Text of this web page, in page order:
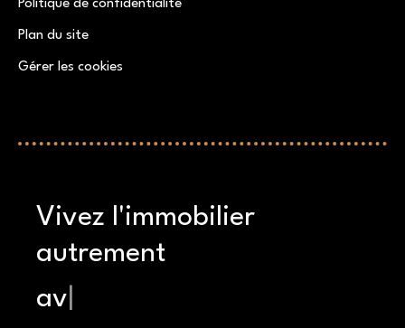
Politique de confidentialité
Plan du site
Gérer les cookies
Vivez l'immobilier
autrement
avec une ex